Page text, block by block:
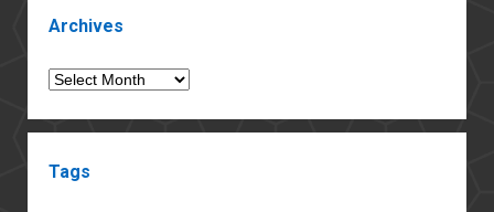
Archives
Archives
Tags